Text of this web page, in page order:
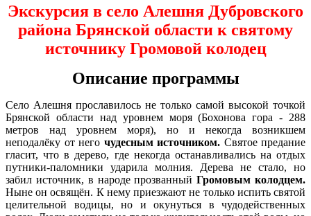
Экскурсия в село Алешня Дубровского
района Брянской области к святому
источнику Громовой колодец
Описание программы
Село Алешня прославилось не только самой высокой точкой
Брянской области над уровнем моря (Бохонова гора - 288
метров над уровнем моря), но и некогда возникшем
неподалёку от него чудесным источником. Святое предание
гласит, что в дерево, где некогда останавливались на отдых
путники-паломники ударила молния. Дерева не стало, но
забил источник, в народе прозванныйГромовым колодцем.
Ныне он освящён. К нему приезжают не только испить святой
целительной водицы, но и окунуться в чудодейственных